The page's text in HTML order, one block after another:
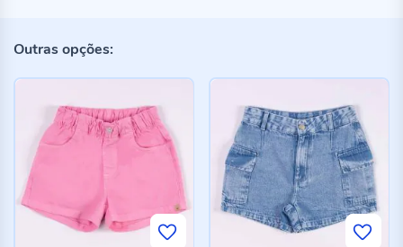
Outras opções: